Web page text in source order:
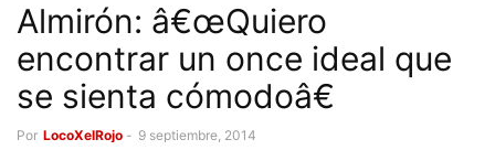
Almirón: â€œQuiero
encontrar un once ideal que
se sienta cómodoâ€
Por LocoXelRojo - 9 septiembre, 2014